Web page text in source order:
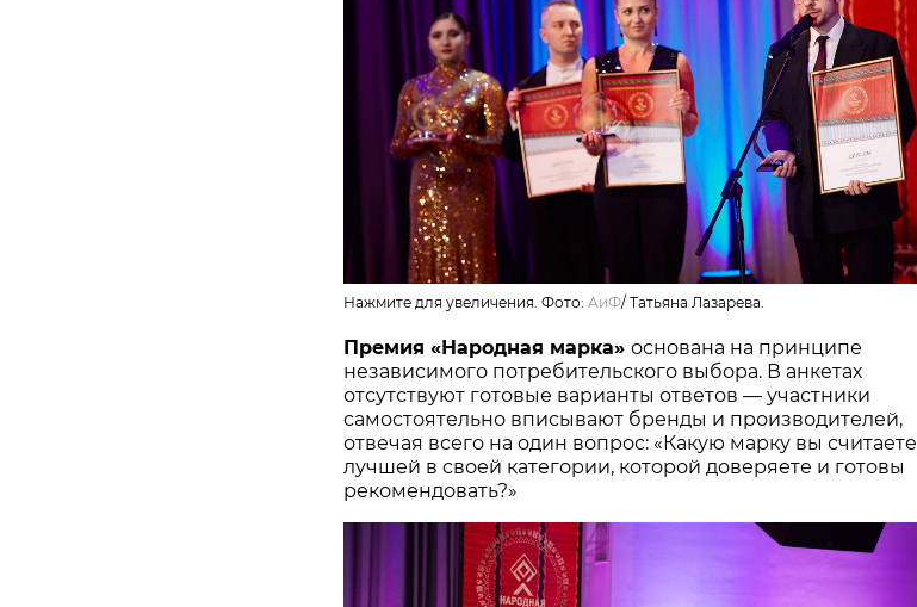
Нажмите для увеличения. Фото: АиФ/ Татьяна Лазарева.
Премия «Народная марка» основана на принципе
независимого потребительского выбора. В анкетах
отсутствуют готовые варианты ответов — участники
самостоятельно вписывают бренды и производителей,
отвечая всего на один вопрос: «Какую марку вы считаете
лучшей в своей категории, которой доверяете и готовы
рекомендовать?»